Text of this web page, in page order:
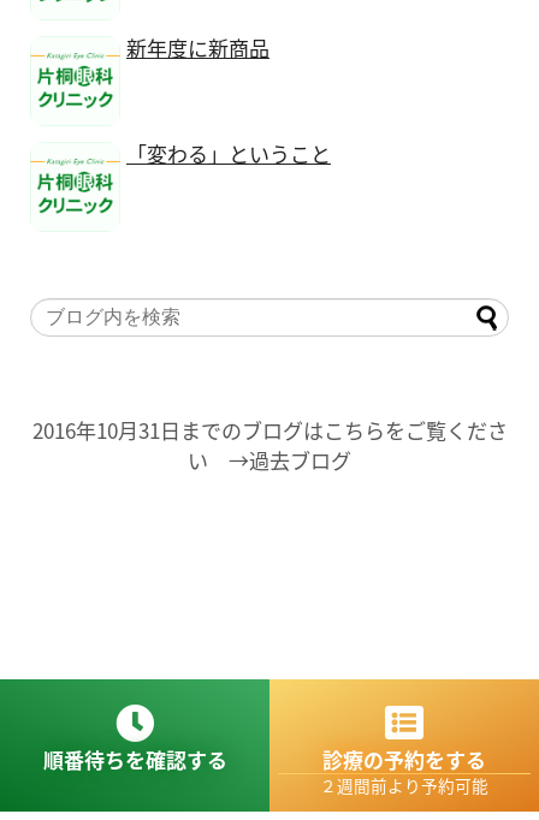
新年度に新商品
「変わる」ということ
2016年10月31日までのブログはこちらをご覧くださ
い →過去ブログ
順番待ちを確認する 診療の予約をする
２週間前より予約可能